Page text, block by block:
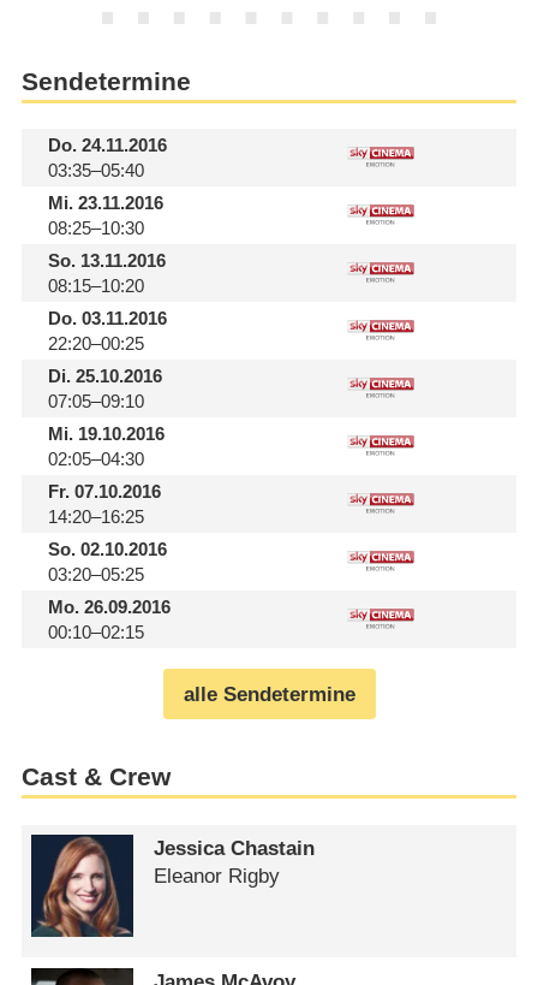
Sendetermine
Do.24.11.2016
03:35–05:40
Mi.23.11.2016
08:25–10:30
So.13.11.2016
08:15–10:20
Do.03.11.2016
22:20–00:25
Di.25.10.2016
07:05–09:10
Mi.19.10.2016
02:05–04:30
Fr.07.10.2016
14:20–16:25
So.02.10.2016
03:20–05:25
Mo.26.09.2016
00:10–02:15
alle Sendetermine
Cast & Crew
Jessica Chastain
Eleanor Rigby